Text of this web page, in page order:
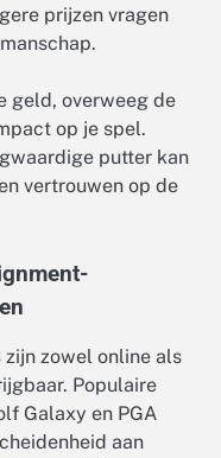
prijzen vragen
geld, overweeg de
op je spel.
putter kan
vertrouwen op de
zowel online als
Populaire
Galaxy en PGA
aan